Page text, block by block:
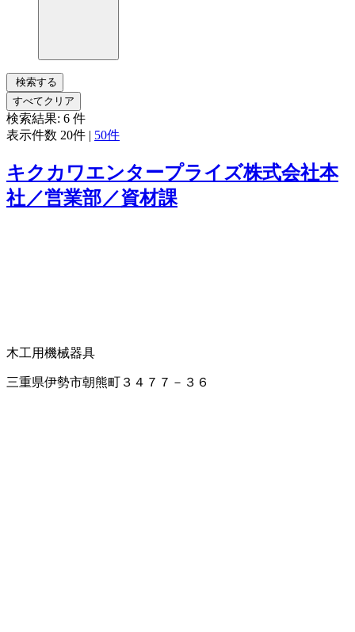
検索する
すべてクリア
検索結果: 6 件
表示件数 20件 | 50件
キクカワエンタープライズ株式会社本
社／営業部／資材課
木工用機械器具
三重県伊勢市朝熊町３４７７－３６